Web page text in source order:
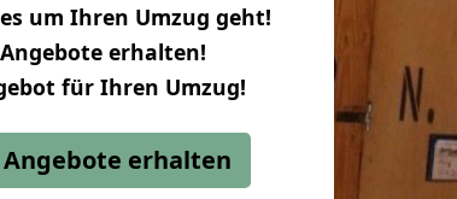
um Ihren Umzug geht!
erhalten!
für Ihren Umzug!
erhalten